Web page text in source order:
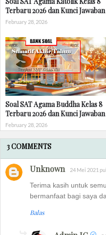
Terbaru 2026 dan Kunci Jawaban
February 28, 2026
Soal SAT Agama Buddha Kelas 8
Terbaru 2026 dan Kunci Jawaban
February 28, 2026
3 COMMENTS
Unknown 24 Mei 2021
Terima kasih untuk
bermanfaat bagi saya
Balas